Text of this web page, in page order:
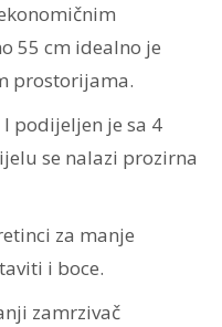
55 cm idealno je
prostorijama.
podijeljen je sa 4
se nalazi prozirna
za manje
i boce.
zamrzivač